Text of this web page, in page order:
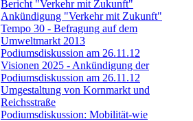
Bericht "Verkehr mit Zukunft"
Ankündigung "Verkehr mit Zukunft"
Tempo 30 - Befragung auf dem
Umweltmarkt 2013
Podiumsdiskussion am 26.11.12
Visionen 2025 - Ankündigung der
Podiumsdiskussion am 26.11.12
Umgestaltung von Kornmarkt und
Reichsstraße
Podiumsdiskussion: Mobilität-wie